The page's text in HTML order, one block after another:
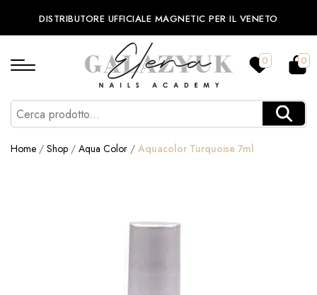
DISTRIBUTORE UFFICIALE MAGNETIC PER IL VENETO
0 0
Home / Shop / Aqua Color / Aquacolor Turquoise 7ml